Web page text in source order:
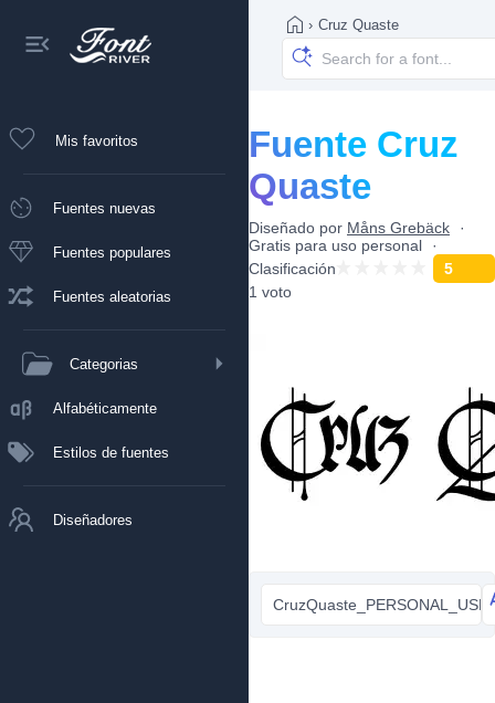
Mis favoritos
Fuentes nuevas
Fuentes populares
Fuentes aleatorias
Categorias
Alfabéticamente
Estilos de fuentes
Diseñadores
› Cruz Quaste
Fuente Cruz
Quaste
Diseñado por Måns Grebäck
Gratis para uso personal
Clasificación
5
1 voto